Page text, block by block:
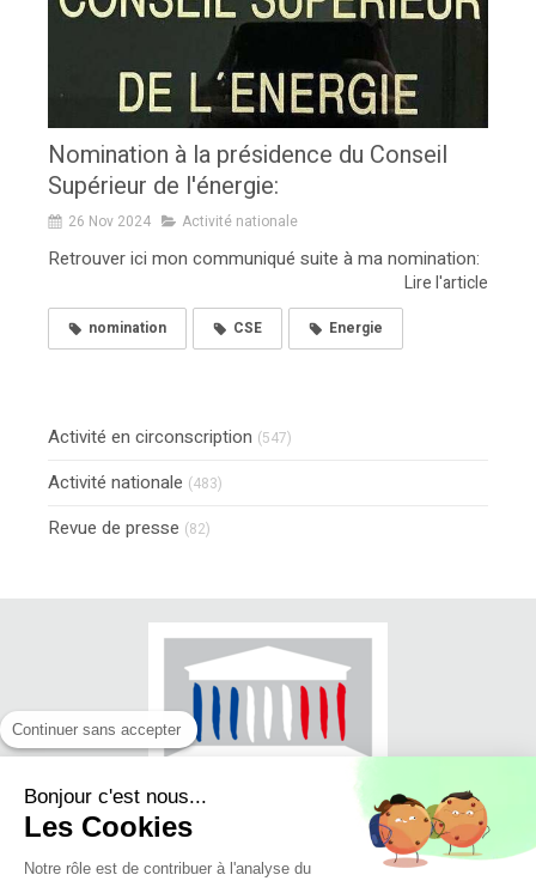
Nomination à la présidence du Conseil
Supérieur de l'énergie:
26 Nov 2024 Activité nationale
Retrouver ici mon communiqué suite à ma nomination:
Lire l'article
nomination CSE Energie
Activité en circonscription (547)
Activité nationale (483)
Revue de presse (82)
Continuer sans accepter
Bonjour c'est nous...
Les Cookies
Notre rôle est de contribuer à l'analyse du